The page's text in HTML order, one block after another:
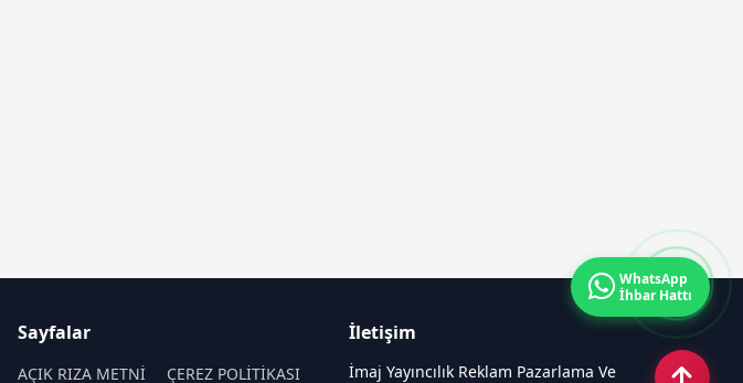
Sayfalar
AÇIK RIZA METNİ ÇEREZ POLİTİKASI
İletişim
İmaj Yayıncılık Reklam Pazarlama Ve
WhatsApp
İhbar Hattı